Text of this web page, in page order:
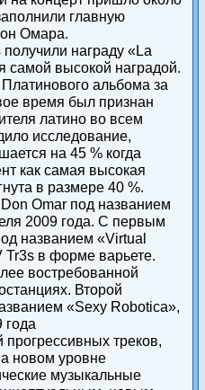
главную
Омара.
награду «La
самой высокой наградой.
альбома за
время был признан
латино во всем
исследование,
на 45 % когда
как самая высокая
в размере 40 %.
Omar под названием
2009 года. С первым
названием «Virtual
Tr3s в форме варьете.
востребованной
Второй
«Sexy Robotica»,
прогрессивных треков,
новом уровне
музыкальные